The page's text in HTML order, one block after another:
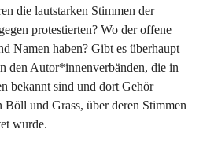
die lautstarken Stimmen der
protestierten? Wo der offene
Namen haben? Gibt es überhaupt
den Autor*innenverbänden, die in
bekannt sind und dort Gehör
und Grass, über deren Stimmen
wurde.